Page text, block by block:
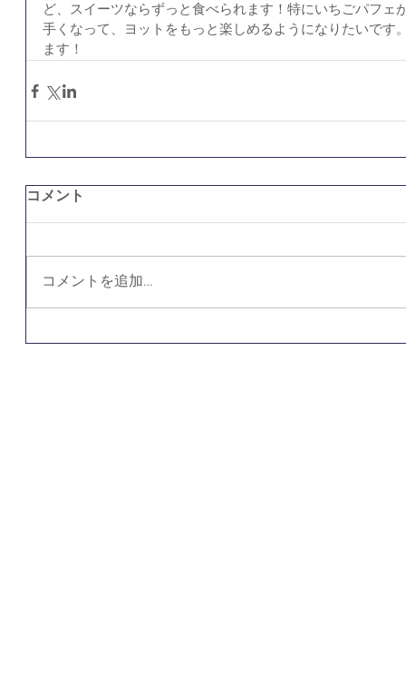
ど、スイーツならずっと食べられます！特にいちごパフェ
手くなって、ヨットをもっと楽しめるようになりたいです
ます！
コメント
コメントを追加…